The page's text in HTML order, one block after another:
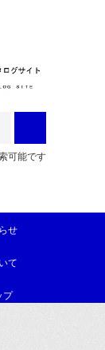
可能です
せ
て
プ